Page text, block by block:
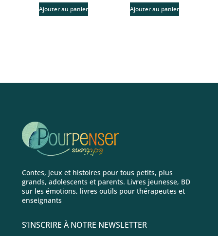
Ajouter au panier Ajouter au panier
Contes, jeux et histoires pour tous petits, plus
grands, adolescents et parents. Livres jeunesse, BD
sur les émotions, livres outils pour thérapeutes et
enseignants
S’INSCRIRE À NOTRE NEWSLETTER